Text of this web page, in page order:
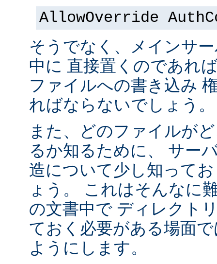
AllowOverride
そうでなく、メインサ
中に 直接置くのであれ
ファイルへの書き込み
ればならないでしょう。
また、どのファイルが
るか知るために、 サー
造について少し知って
ょう。 これはそんなに
の文書中で ディレクト
ておく必要がある場面
ようにします。